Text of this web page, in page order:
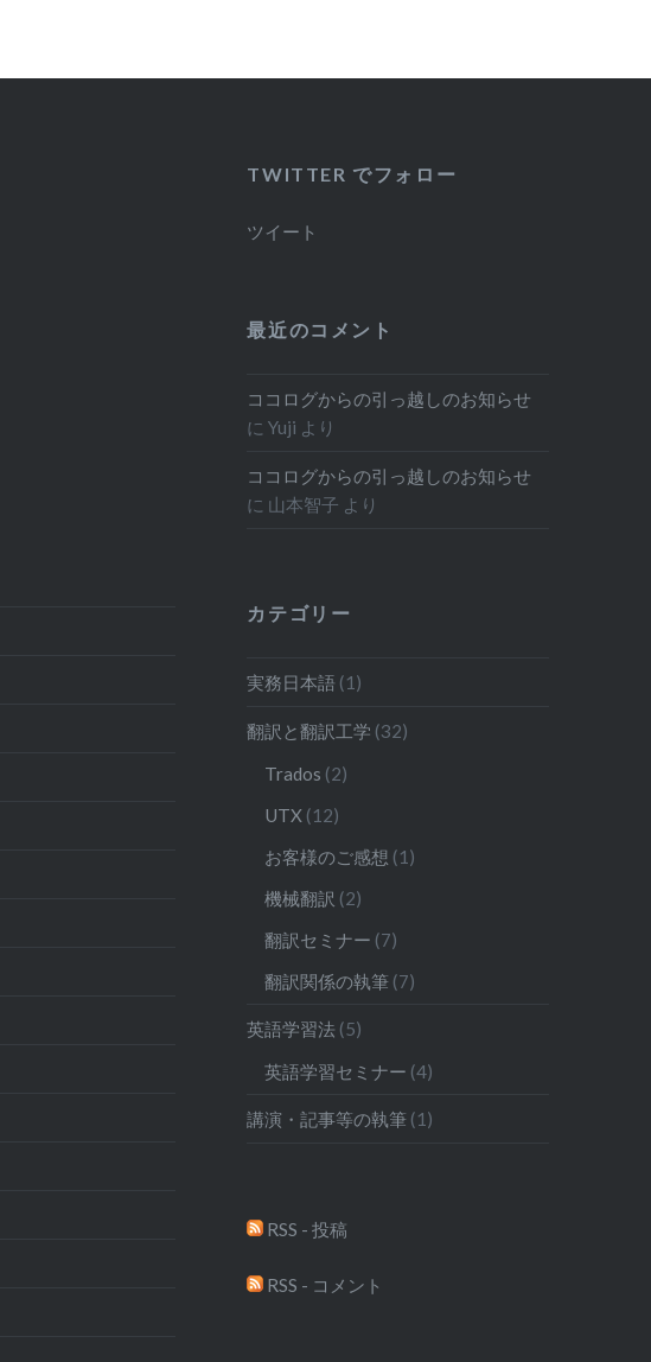
TWITTER でフォロー
ツイート
最近のコメント
ココログからの引っ越しのお知らせ
にYuji より
ココログからの引っ越しのお知らせ
に 山本智子 より
カテゴリー
実務日本語 (1)
翻訳と翻訳工学 (32)
Trados (2)
UTX (12)
お客様のご感想 (1)
機械翻訳 (2)
翻訳セミナー (7)
翻訳関係の執筆 (7)
英語学習法 (5)
英語学習セミナー (4)
講演・記事等の執筆 (1)
RSS - 投稿
RSS - コメント